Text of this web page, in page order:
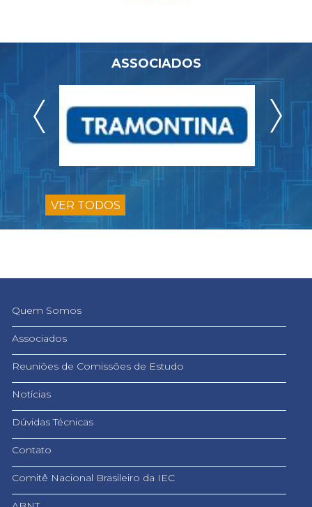
ASSOCIADOS
VER TODOS
Quem Somos
Associados
Reuniões de Comissões de Estudo
Notícias
Dúvidas Técnicas
Contato
Comitê Nacional Brasileiro da IEC